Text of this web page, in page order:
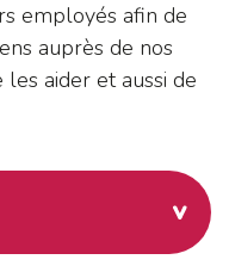
employés afin de
auprès de nos
aider et aussi de